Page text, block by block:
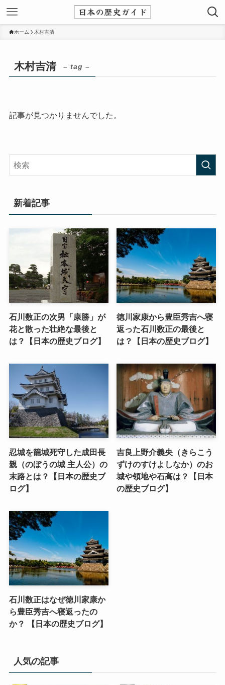
ホーム 木村吉清
木村吉清 – tag –
記事が見つかりませんでした。
新着記事
石川数正の次男「康勝」が
花と散った壮絶な最後と
は？【日本の歴史ブログ】
徳川家康から豊臣秀吉へ寝
返った石川数正の最後と
は？【日本の歴史ブログ】
忍城を籠城死守した成田長
親（のぼうの城 主人公）の
末路とは？【日本の歴史ブ
ログ】
吉良上野介義央（きらこう
ずけのすけよしなか）のお
城や領地や石高は？【日本
の歴史ブログ】
石川数正はなぜ徳川家康か
ら豊臣秀吉へ寝返ったの
か？ 【日本の歴史ブログ】
人気の記事